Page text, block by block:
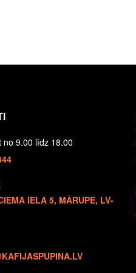
no 9.00 līdz 18.00
IELA 5, MĀRUPE, LV-